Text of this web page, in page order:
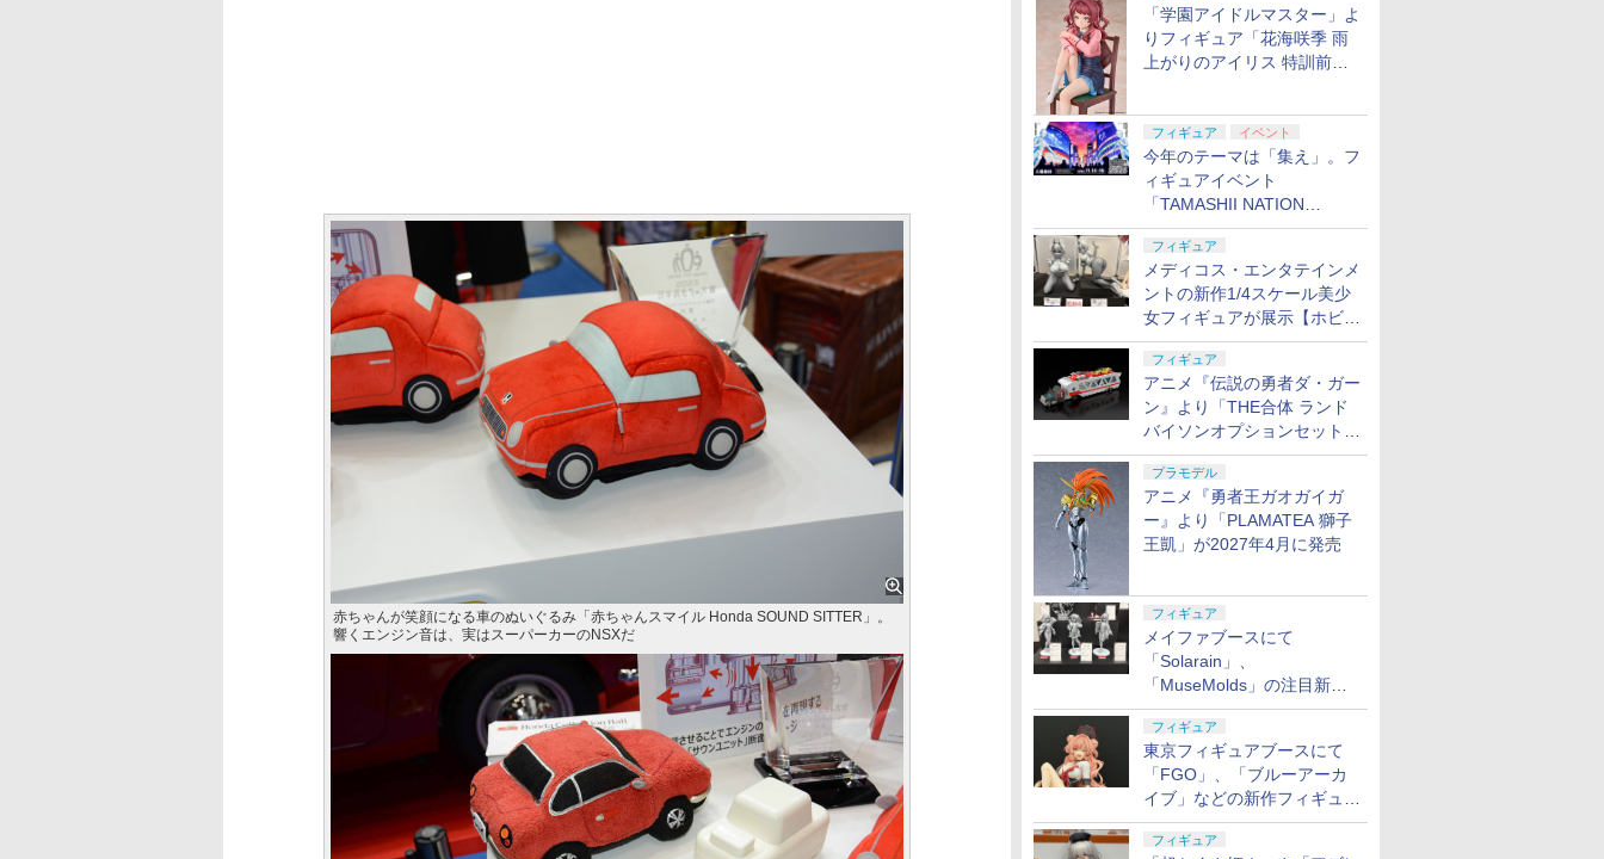
「学園アイドルマスター」よ
りフィギュア「花海咲季 雨
上がりのアイリス 特訓前
フィギュア イベント
今年のテーマは「集え」。フ
ィギュアイベント
「TAMASHII NATION
2026」が11月13日より開催
決定
フィギュア
メディコス・エンタテインメ
ントの新作1/4スケール美少
女フィギュアが展示【ホビー
メーカー合同展示会】
フィギュア
アニメ『伝説の勇者ダ・ガー
ン』より「THE合体 ランド
バイソンオプションセット」
が2027年5月に発売
プラモデル
アニメ『勇者王ガオガイガ
ー』より「PLAMATEA 獅子
王凱」が2027年4月に発売
フィギュア
メイファブースにて
「Solarain」、
「MuseMolds」の注目新作
フィギュアが展示【ホビーメ
ーカー合同展示会】
フィギュア
東京フィギュアブースにて
「FGO」、「ブルーアーカ
イブ」などの新作フィギュア
が展示【ホビーメーカー合同
展示会】
フィギュア
赤ちゃんが笑顔になる車のぬいぐるみ「赤ちゃんスマイル Honda SOUND SITTER」。
響くエンジン音は、実はスーパーカーのNSXだ